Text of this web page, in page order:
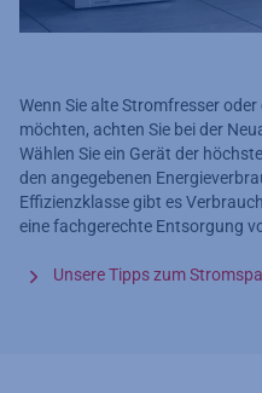
Wenn Sie alte Stromfresser
möchten, achten Sie bei der
Wählen Sie ein Gerät der
den angegebenen
Effizienzklasse gibt es
eine fachgerechte Entsorgung
Unsere Tipps zum